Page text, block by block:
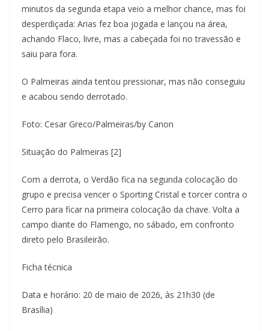
minutos da segunda etapa veio a melhor chance, mas foi
desperdiçada: Arias fez boa jogada e lançou na área,
achando Flaco, livre, mas a cabeçada foi no travessão e
saiu para fora.
O Palmeiras ainda tentou pressionar, mas não conseguiu
e acabou sendo derrotado.
Foto: Cesar Greco/Palmeiras/by Canon
Situação do Palmeiras [2]
Com a derrota, o Verdão fica na segunda colocação do
grupo e precisa vencer o Sporting Cristal e torcer contra o
Cerro para ficar na primeira colocação da chave. Volta a
campo diante do Flamengo, no sábado, em confronto
direto pelo Brasileirão.
Ficha técnica
Data e horário: 20 de maio de 2026, às 21h30 (de
Brasília)